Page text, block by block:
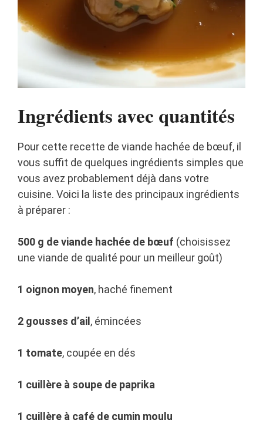
Ingrédients avec quantités
Pour cette recette de viande hachée de bœuf, il
vous suffit de quelques ingrédients simples que
vous avez probablement déjà dans votre
cuisine. Voici la liste des principaux ingrédients
à préparer :
500 g de viande hachée de bœuf (choisissez
une viande de qualité pour un meilleur goût)
1 oignon moyen, haché finement
2 gousses d’ail, émincées
1 tomate, coupée en dés
1 cuillère à soupe de paprika
1 cuillère à café de cumin moulu